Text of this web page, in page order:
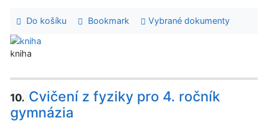
Do košíku Bookmark Vybrané dokumenty
kniha
10. Cvičení z fyziky pro 4. ročník
gymnázia